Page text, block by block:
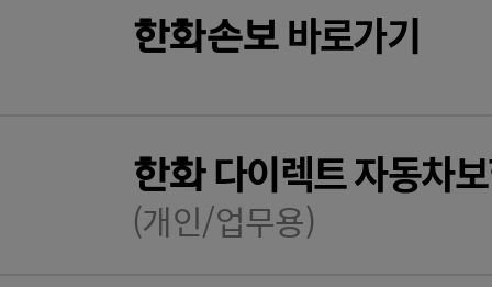
한화손보바로가기
한화다이렉트 자동차
(개인/업무용)